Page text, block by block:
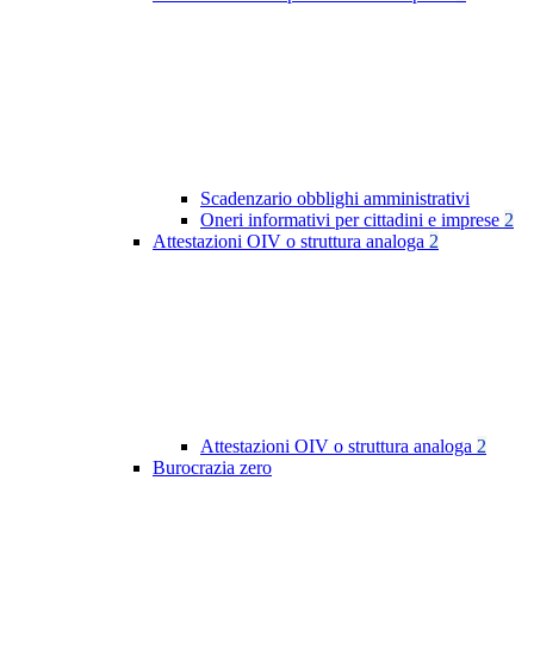
Scadenzario obblighi amministrativi
Oneri informativi per cittadini e imprese 2
Attestazioni OIV o struttura analoga 2
Attestazioni OIV o struttura analoga 2
Burocrazia zero